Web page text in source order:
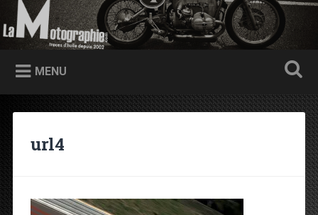
Accéder au contenu principal
Recherche
Traces d'huile depuis 2002
MENU
url4